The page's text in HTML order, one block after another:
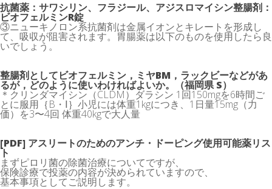
抗菌薬：サワシリン、フラジール、アジスロマイシン整腸剤：
ビオフェルミンR錠
③ニューキノロン系抗菌剤は金属イオンとキレートを形成し
て、吸収が阻害されます。胃腸薬は以下のものを使用したら良
いでしょう。
整腸剤としてビオフェルミン，ミヤBM，ラックビーなどがあ
るが，どのように使いわければよいか。（福岡県 S）
＊クリンダマイシン（CLDM）ダラシン 1回150mgを6時間ご
とに服用｛B・Ⅰ｝小児には体重1kgにつき、1日量15mg（力
価）を3〜4回 体重40kgで大人量
[PDF] アスリートのためのアンチ・ドーピング使用可能薬リス
ト
まずピロリ菌の除菌治療についてですが、
保険診療で投薬の内容が決められていますので、
基本事項としてご説明します。